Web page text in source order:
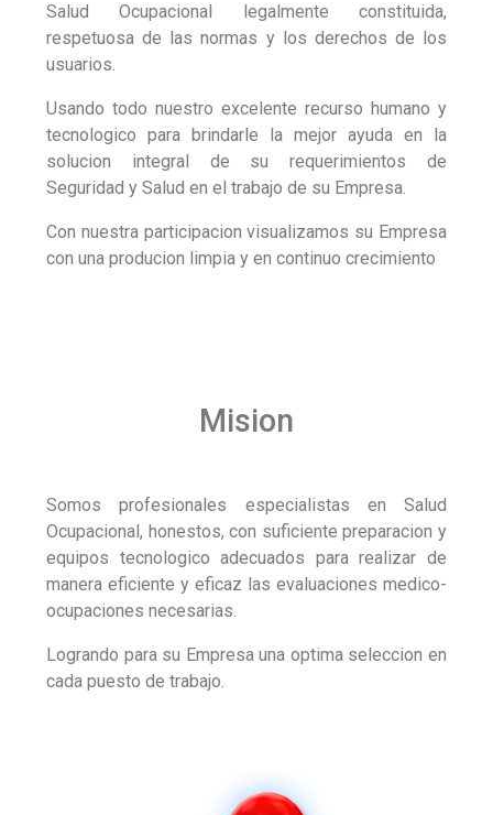
Salud Ocupacional legalmente constituida,
respetuosa de las normas y los derechos de los
usuarios.
Usando todo nuestro excelente recurso humano y
tecnologico para brindarle la mejor ayuda en la
solucion integral de su requerimientos de
Seguridad y Salud en el trabajo de su Empresa.
Con nuestra participacion visualizamos su Empresa
con una producion limpia y en continuo crecimiento
Mision
Somos profesionales especialistas en Salud
Ocupacional, honestos, con suficiente preparacion y
equipos tecnologico adecuados para realizar de
manera eficiente y eficaz las evaluaciones medico-
ocupaciones necesarias.
Logrando para su Empresa una optima seleccion en
cada puesto de trabajo.